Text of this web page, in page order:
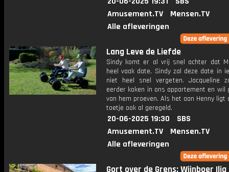
Amusement.TV
Mensen.TV
Alle afleveringen
Lang Leve de Liefde
Sindy komt er al vrij snel achter dat
heel vaak date. Sindy zal deze date in
niet heel snel vergeten. Jacqueline
eerder koken in ons appartement en wil
van hem proeven. Als het aan Henny ligt
toetje ook al geregeld.
20-06-2025 19:30
SBS
Amusement.TV
Mensen.TV
Alle afleveringen
Gort over de Grens: Wijnboer Ilja